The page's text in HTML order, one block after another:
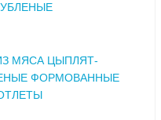
МЯСА ЦЫПЛЯТ-
ФОРМОВАННЫЕ